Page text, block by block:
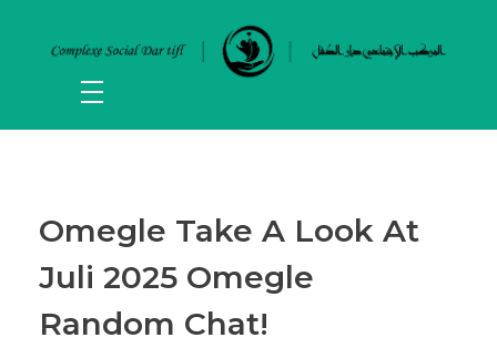
Omegle Take A Look At
Juli 2025 Omegle
Random Chat!